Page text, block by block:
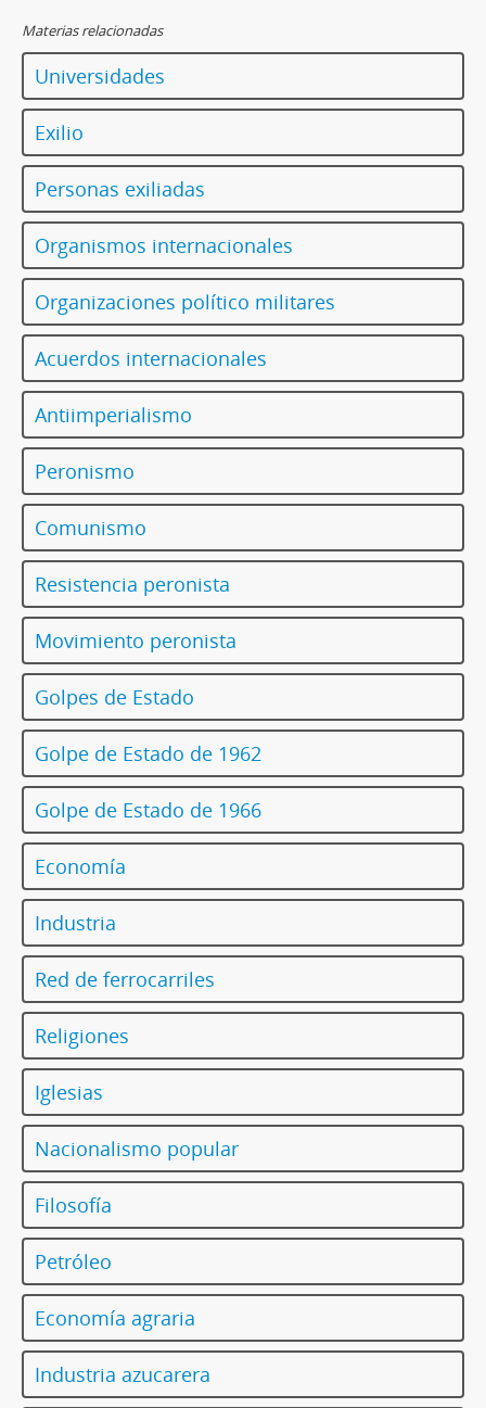
Materias relacionadas
Universidades
Exilio
Personas exiliadas
Organismos internacionales
Organizaciones político militares
Acuerdos internacionales
Antiimperialismo
Peronismo
Comunismo
Resistencia peronista
Movimiento peronista
Golpes de Estado
Golpe de Estado de 1962
Golpe de Estado de 1966
Economía
Industria
Red de ferrocarriles
Religiones
Iglesias
Nacionalismo popular
Filosofía
Petróleo
Economía agraria
Industria azucarera